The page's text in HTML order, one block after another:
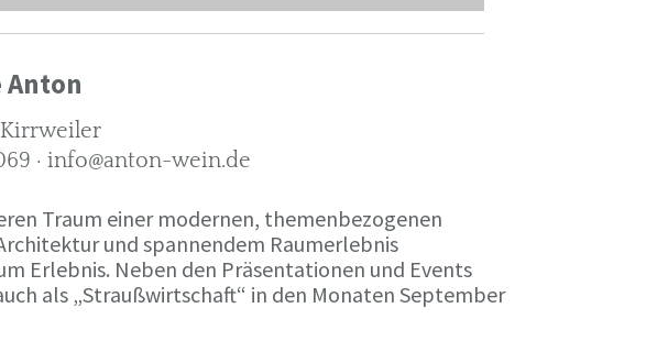
Anton
Kirrweiler
· info@anton-wein.de
Traum einer modernen, themenbezogenen
und spannendem Raumerlebnis
Erlebnis. Neben den Präsentationen und Events
als „Straußwirtschaft“ in den Monaten September